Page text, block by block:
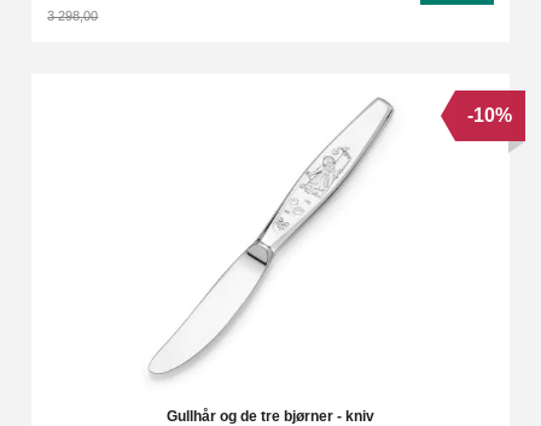
3 298,00
Gullhår og de tre bjørner - kniv
-10%